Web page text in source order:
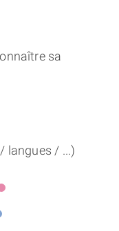
sa
langues / ...)
JE »